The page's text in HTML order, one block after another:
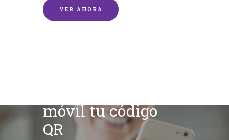
VER AHORA
móvil tu código
QR